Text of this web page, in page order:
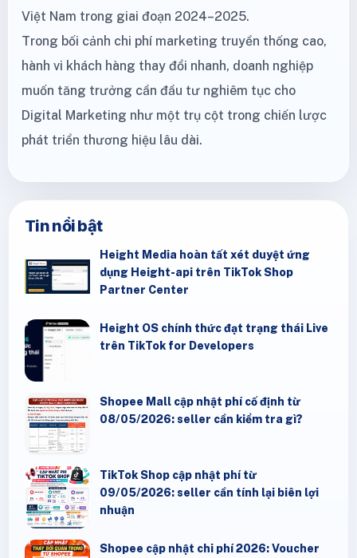
Việt Nam trong giai đoạn 2024–2025.
Trong bối cảnh chi phí marketing truyền thống cao,
hành vi khách hàng thay đổi nhanh, doanh nghiệp
muốn tăng trưởng cần đầu tư nghiêm tục cho
Digital Marketing như một trụ cột trong chiến lược
phát triển thương hiệu lâu dài.
Tin nổi bật
Height Media hoàn tất xét duyệt ứng
dụng Height-api trên TikTok Shop
Partner Center
Height OS chính thức đạt trạng thái Live
trên TikTok for Developers
Shopee Mall cập nhật phí cố định từ
08/05/2026: seller cần kiểm tra gì?
TikTok Shop cập nhật phí từ
09/05/2026: seller cần tính lại biên lợi
nhuận
Shopee cập nhật chi phí 2026: Voucher